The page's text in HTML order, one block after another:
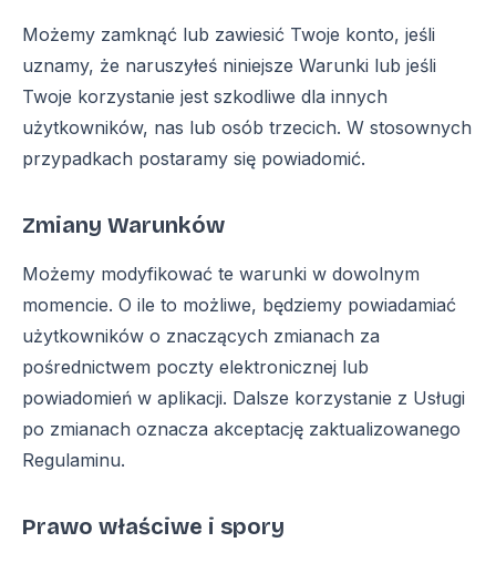
Możemy zamknąć lub zawiesić Twoje konto, jeśli
uznamy, że naruszyłeś niniejsze Warunki lub jeśli
Twoje korzystanie jest szkodliwe dla innych
użytkowników, nas lub osób trzecich. W stosownych
przypadkach postaramy się powiadomić.
Zmiany Warunków
Możemy modyfikować te warunki w dowolnym
momencie. O ile to możliwe, będziemy powiadamiać
użytkowników o znaczących zmianach za
pośrednictwem poczty elektronicznej lub
powiadomień w aplikacji. Dalsze korzystanie z Usługi
po zmianach oznacza akceptację zaktualizowanego
Regulaminu.
Prawo właściwe i spory